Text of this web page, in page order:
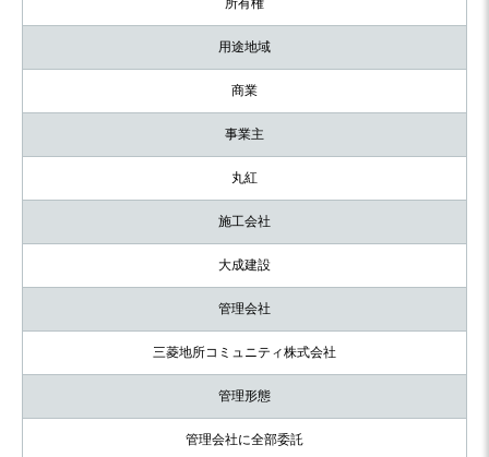
用途地域
商業
事業主
丸紅
施工会社
大成建設
管理会社
三菱地所コミュニティ株式会社
管理形態
管理会社に全部委託